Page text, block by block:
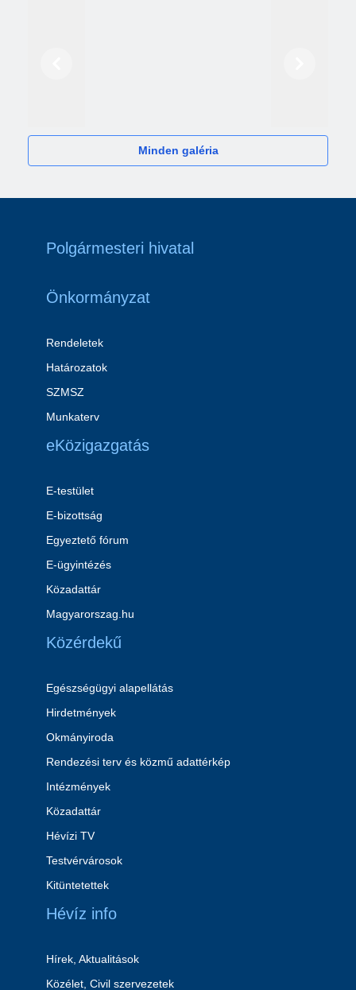
Minden galéria
Polgármesteri hivatal
Önkormányzat
Rendeletek
Határozatok
SZMSZ
Munkaterv
eKözigazgatás
E-testület
E-bizottság
Egyeztető fórum
E-ügyintézés
Közadattár
Magyarorszag.hu
Közérdekű
Egészségügyi alapellátás
Hirdetmények
Okmányiroda
Rendezési terv és közmű adattérkép
Intézmények
Közadattár
Hévízi TV
Testvérvárosok
Kitüntetettek
Hévíz info
Hírek, Aktualitások
Közélet, Civil szervezetek